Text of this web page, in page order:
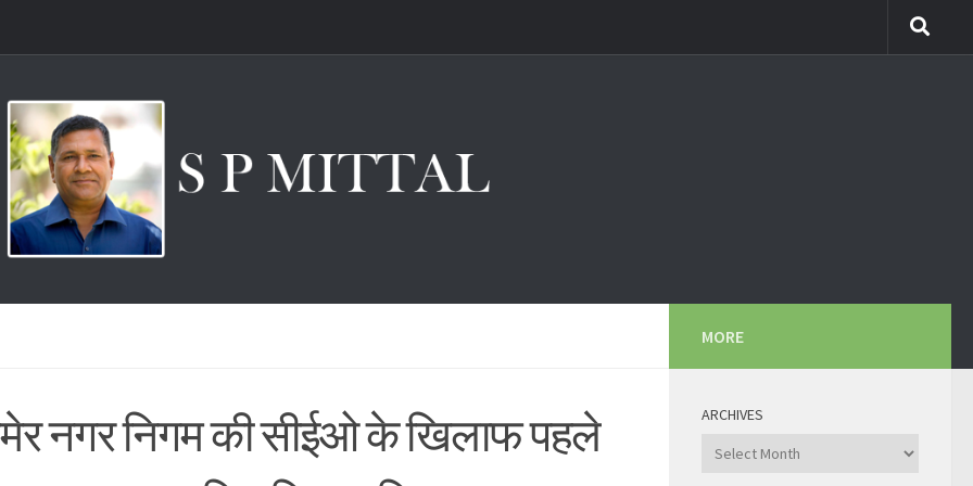
नगर निगम की सीईओ के खिलाफ पहले
MORE
ARCHIVES
Archives